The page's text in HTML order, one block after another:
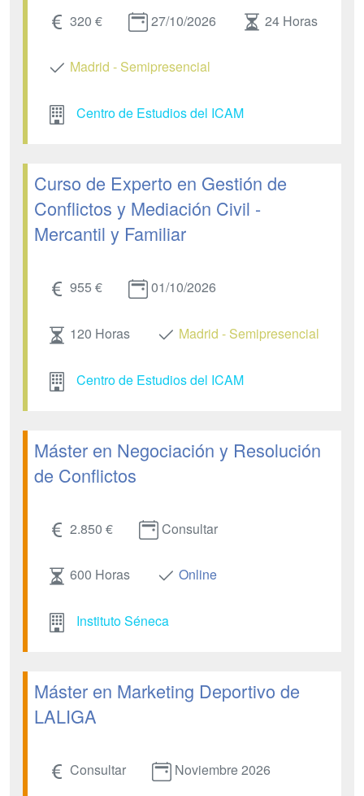
320 € 27/10/2026 24 Horas
Madrid - Semipresencial
Centro de Estudios del ICAM
Curso de Experto en Gestión de
Conflictos y Mediación Civil -
Mercantil y Familiar
955 € 01/10/2026
120 Horas Madrid - Semipresencial
Centro de Estudios del ICAM
Máster en Negociación y Resolución
de Conflictos
2.850 € Consultar
600 Horas Online
Instituto Séneca
Máster en Marketing Deportivo de
LALIGA
Consultar Noviembre 2026